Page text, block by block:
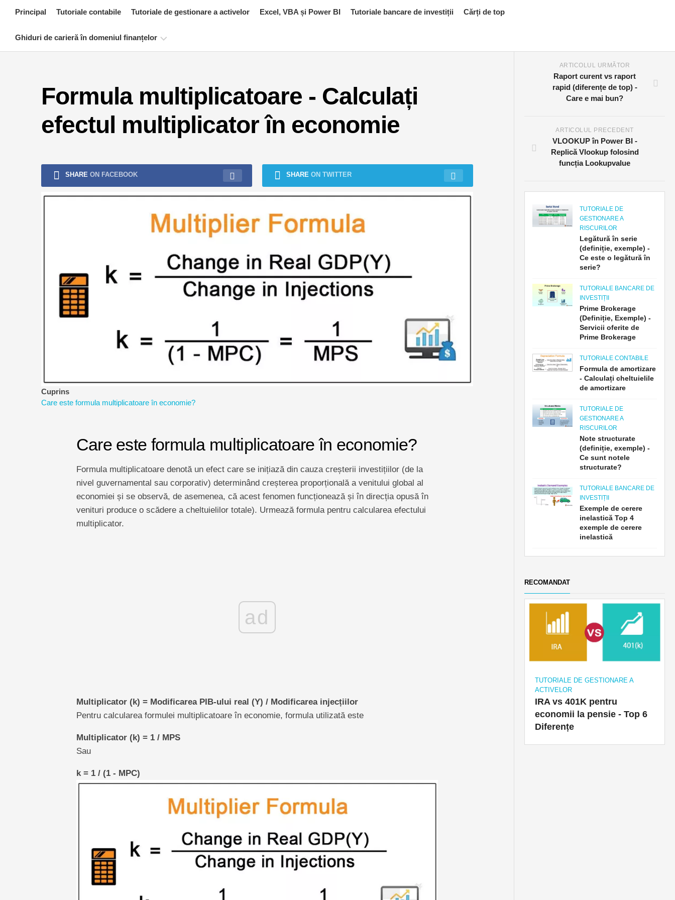
Principal Tutoriale contabile Tutoriale de gestionare a activelor Excel, VBA și Power BI Tutoriale bancare de investiții Cărți de top
Ghiduri de carieră în domeniul finanțelor
certificare
financiară
Tutoriale
Formular
Formula multiplicatoare - Calculați
efectul multiplicator în economie
SHARE ON FACEBOOK SHARE ON TWITTER
Cuprins
Care este formula multiplicatoare în economie?
Care este formula multiplicatoare în economie?
Formula multiplicatoare denotă un efect care se inițiază din cauza creșterii investițiilor (de la
nivel guvernamental sau corporativ) determinând creșterea proporțională a venitului global al
economiei și se observă, de asemenea, că acest fenomen funcționează și în direcția opusă în
venituri produce o scădere a cheltuielilor totale). Urmează formula pentru calcularea efectului
multiplicator.
ad
Multiplicator (k) = Modificarea PIB-ului real (Y) / Modificarea injecțiilor
Pentru calcularea formulei multiplicatoare în economie, formula utilizată este
Multiplicator (k) = 1 / MPS
Sau
k = 1 / (1 - MPC)
ARTICOLUL URMĂTOR
Raport curent vs raport
rapid (diferențe de top) -
Care e mai bun?
ARTICOLUL PRECEDENT
VLOOKUP în Power BI -
Replică Vlookup folosind
funcția Lookupvalue
TUTORIALE DE
GESTIONARE A
RISCURILOR
Legătură în serie
(definiție, exemple) -
Ce este o legătură în
serie?
TUTORIALE BANCARE DE
INVESTIȚII
Prime Brokerage
(Definiție, Exemple) -
Servicii oferite de
Prime Brokerage
TUTORIALE CONTABILE
Formula de amortizare
- Calculați cheltuielile
de amortizare
TUTORIALE DE
GESTIONARE A
RISCURILOR
Note structurate
(definiție, exemple) -
Ce sunt notele
structurate?
TUTORIALE BANCARE DE
INVESTIȚII
Exemple de cerere
inelastică Top 4
exemple de cerere
inelastică
RECOMANDAT
TUTORIALE DE GESTIONARE A
ACTIVELOR
IRA vs 401K pentru
economii la pensie - Top 6
Diferențe